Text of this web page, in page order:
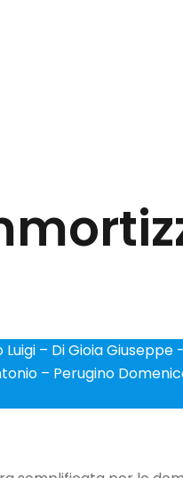
– Di Gioia Giuseppe
– Perugino